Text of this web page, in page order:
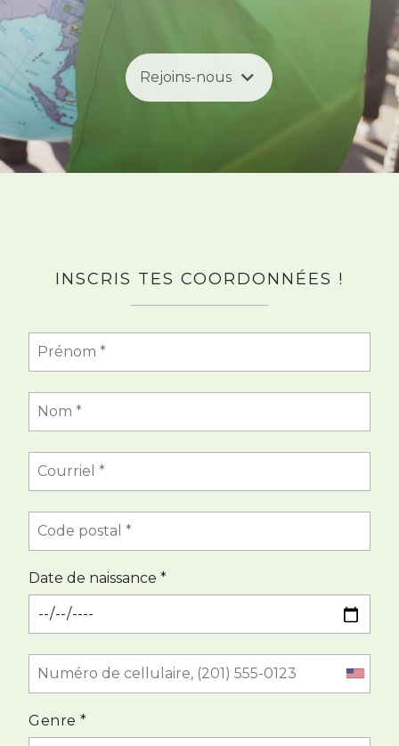
Rejoins-nous
INSCRIS TES COORDONNÉES !
Date de naissance *
Genre *